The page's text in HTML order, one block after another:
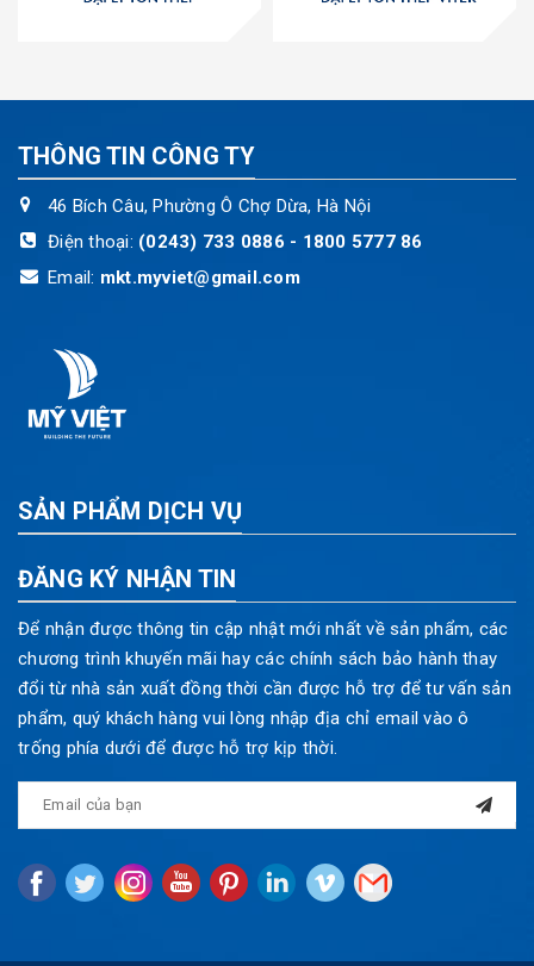
THÔNG TIN CÔNG TY
46 Bích Câu, Phường Ô Chợ Dừa, Hà Nội
Điện thoại: (0243) 733 0886 - 1800 5777 86
Email: mkt.myviet@gmail.com
SẢN PHẨM DỊCH VỤ
ĐĂNG KÝ NHẬN TIN
Để nhận được thông tin cập nhật mới nhất về sản phẩm, các
chương trình khuyến mãi hay các chính sách bảo hành thay
đổi từ nhà sản xuất đồng thời cần được hỗ trợ để tư vấn sản
phẩm, quý khách hàng vui lòng nhập địa chỉ email vào ô
trống phía dưới để được hỗ trợ kịp thời.